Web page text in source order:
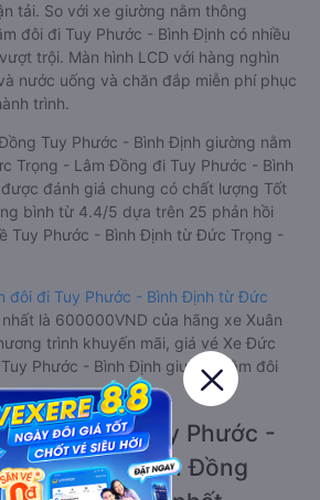
tải. So với xe giường nằm thông
đôi đi Tuy Phước - Bình Định có nhiều
trội. Màn hình LCD với hàng nghìn
nước uống và chăn đắp miễn phí phục
trình.
Tuy Phước - Bình Định giường nằm
Trọng - Lâm Đồng đi Tuy Phước - Bình
đánh giá chung có chất lượng Tốt
bình từ 4.4/5 dựa trên 25 phản hồi
Tuy Phước - Bình Định từ Đức Trọng -
đôi đi Tuy Phước - Bình Định từ Đức
nhất là 600000VND của hãng xe Xuân
trình khuyến mãi, giá vé Xe Đức
Phước - Bình Định giường nằm đôi
xe khách đi Tuy Phước -
Trọng - Lâm Đồng